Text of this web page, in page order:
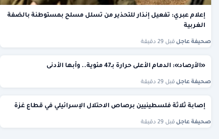
إعلام عبري: تفعيل إنذار للتحذير من تسلل مسلح بمستوطنة بالضفة
الغربية
صحيفة عاجل قبل 29 دقيقة
«الأرصاد»: الدمام الأعلى حرارة بـ47 مئوية.. وأبها الأدنى
صحيفة عاجل قبل 29 دقيقة
إصابة ثلاثة فلسطينيين برصاص الاحتلال الإسرائيلي في قطاع غزة
صحيفة عاجل قبل 29 دقيقة